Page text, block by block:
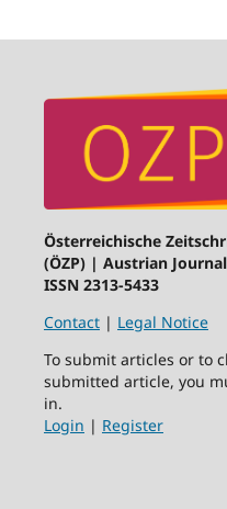
Österreichische
(ÖZP) | Austrian
ISSN 2313-5433
Contact| Legal Notice
To submit articles or to
submitted article, you
in.
Login | Register